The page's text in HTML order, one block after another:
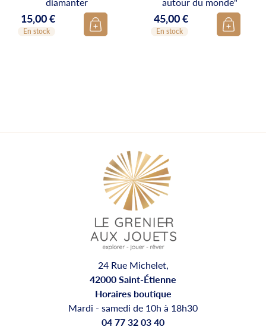
Prix
15,00 €
En stock
Prix
45,00 €
En stock
24 Rue Michelet,
42000 Saint-Étienne
Horaires boutique
Mardi - samedi de 10h à 18h30
04 77 32 03 40